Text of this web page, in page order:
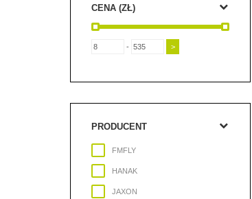
CENA (ZŁ)
-
PRODUCENT
FMFLY
HANAK
JAXON